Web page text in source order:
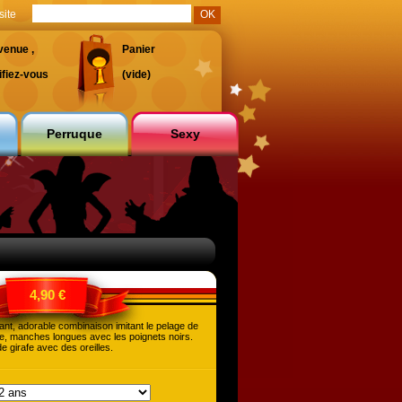
,
vous
Panier
(vide)
Perruque Sexy
4,90 €
adorable combinaison imitant le pelage de
manches longues avec les poignets noirs.
girafe avec des oreilles.